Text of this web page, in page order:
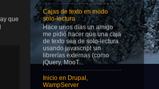
que
Cajas de texto en modo
solo-lectura
Hace unos días un amigo
me pidió hacer que una caja
de texto sea de solo-lectura
usando javascript sin
librerías externas (como
jQuery, MooT...
Inicio en Drupal,
WampServer